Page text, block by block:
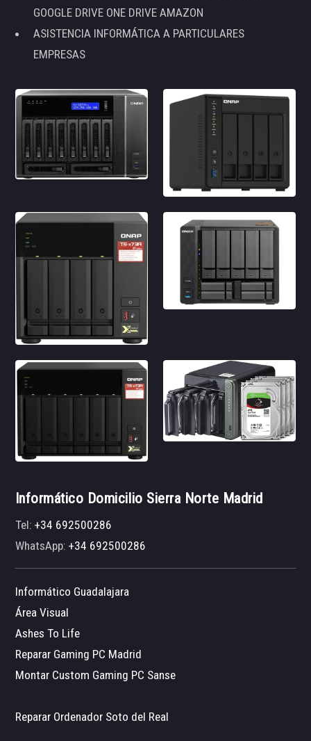
GOOGLE DRIVE ONE DRIVE AMAZON
ASISTENCIA INFORMÁTICA A PARTICULARES
EMPRESAS
Informático Domicilio Sierra Norte Madrid
Tel:+34 692500286
WhatsApp:+34 692500286
Informático Guadalajara
Área Visual
Ashes To Life
Reparar Gaming PC Madrid
Montar Custom Gaming PC Sanse
Reparar Ordenador Soto del Real